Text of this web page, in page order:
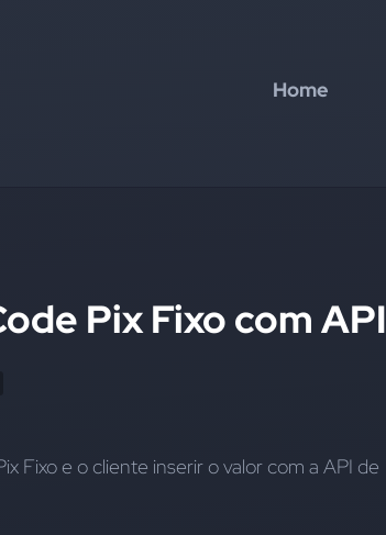
Home
Pix Fixo com API
Fixo e o cliente inserir o valor com a API de